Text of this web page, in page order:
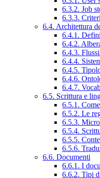
6.3.2. Job
6.3.3.
6.4. Architettura
6.4.1.
6.4.2.
6.4.3.
6.4.4.
6.4.5.
6.4.6.
6.4.7.
6.5. Scrittura e
6.5.1.
6.5.2. Le
6.5.3.
6.5.4.
6.5.5.
6.5.6.
6.6. Documenti
6.6.1. I
6.6.2. Tipi